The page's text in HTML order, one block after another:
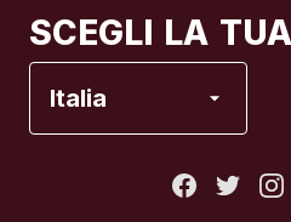
SCEGLI LA
Italia